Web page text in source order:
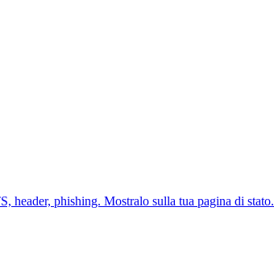
header, phishing. Mostralo sulla tua pagina di stato.